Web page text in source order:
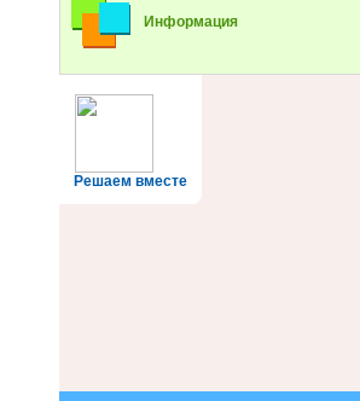
Информация
Решаем вместе